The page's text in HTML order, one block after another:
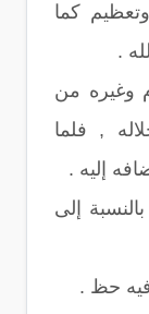
كما
.
وغيره من
, فلما
إليه .
إلى
فيه حظ .